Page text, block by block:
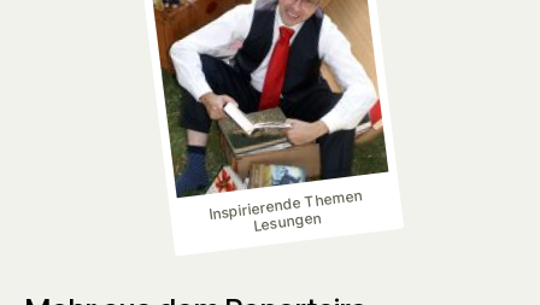
Inspirierende Themen
Lesungen